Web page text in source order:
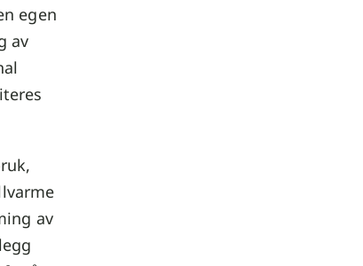
egen
av
av